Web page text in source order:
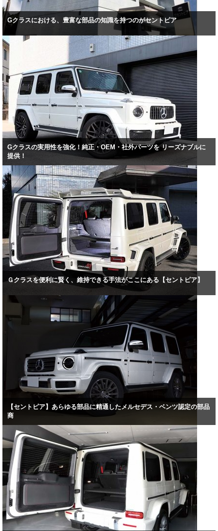
Gクラスにおける、豊富な部品の知識を持つのがセントピア
Gクラスの実用性を強化！純正・OEM・社外パーツを リーズナブルに
提供！
Ｇクラスを便利に賢く、維持できる手法がここにある【セントピア】
【セントピア】あらゆる部品に精通したメルセデス・ベンツ認定の部品
商